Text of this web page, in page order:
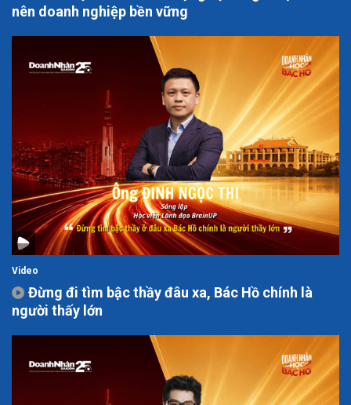
nên doanh nghiệp bền vững
Video
Đừng đi tìm bậc thầy đâu xa, Bác Hồ chính là
người thấy lớn